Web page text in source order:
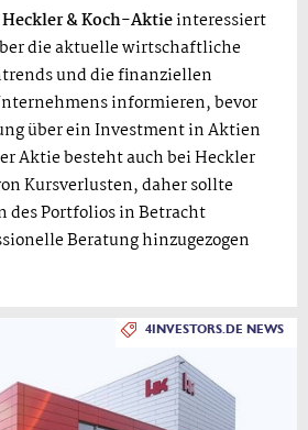
Heckler & Koch-Aktieinteressiert
die aktuelle wirtschaftliche
und die finanziellen
informieren, bevor
über ein Investment in Aktien
Aktie besteht auch bei Heckler
Kursverlusten, daher sollte
Portfolios in Betracht
Beratung hinzugezogen
4INVESTORS.DE NEWS